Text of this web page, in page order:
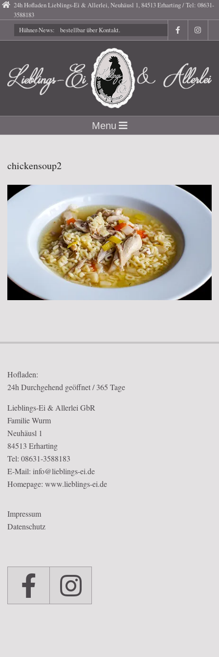
Skip
to
content
24h Hofladen Lieblings-Ei & Allerlei, Neuhäusl 1, 84513 Erharting / Tel: 08631-
3588183
Hühner-News:
Gutscheine bestellbar über Kontakt.
Lieblings-
Navigation
Menu
chickensoup2
Hofladen:
24h Durchgehend geöffnet / 365 Tage
Lieblings-Ei & Allerlei GbR
Familie Wurm
Neuhäusl 1
84513 Erharting
Tel: 08631-3588183
E-Mail: info@lieblings-ei.de
Homepage: www.lieblings-ei.de
Impressum
Datenschutz